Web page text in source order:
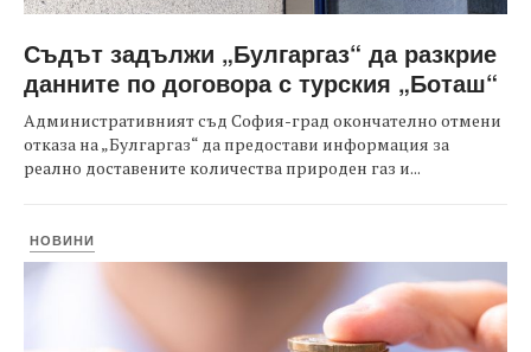
Съдът задължи „Булгаргаз“ да разкрие
данните по договора с турския „Боташ“
Административният съд София-град окончателно отмени
отказа на „Булгаргаз“ да предостави информация за
реално доставените количества природен газ и...
НОВИНИ